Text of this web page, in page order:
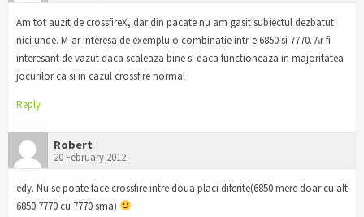
Am tot auzit de crossfireX, dar din pacate nu am gasit subiectul dezbatut
nici unde. M-ar interesa de exemplu o combinatie intr-e 6850 si 7770. Ar fi
interesant de vazut daca scaleaza bine si daca functioneaza in majoritatea
jocurilor ca si in cazul crossfire normal
Reply
Robert
20 February 2012
edy. Nu se poate face crossfire intre doua placi diferite(6850 mere doar cu alt
6850 7770 cu 7770 sma)